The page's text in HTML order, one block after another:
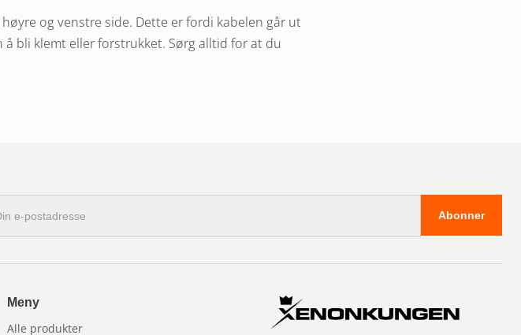
og venstre side. Dette er fordi kabelen går ut
bli klemt eller forstrukket. Sørg alltid for at du
størrelse
slutter. For kort kabel betyr at du trenger en
ikke henger fritt.
baklykter
Større modeller kan også inkludere ryggelys,
Abonner
Meny
Alle produkter